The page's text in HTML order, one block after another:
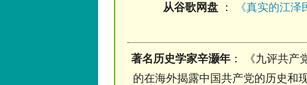
从谷歌网盘 ： 《真实的江
著名历史学家辛灏年： 《九评共产
的在海外揭露中国共产党的历史和